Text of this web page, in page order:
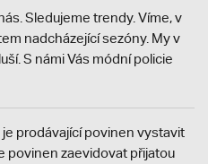
Sledujeme trendy. Víme, v
nadcházející sezóny. My v
S námi Vás módní policie
prodávající povinen vystavit
povinen zaevidovat přijatou